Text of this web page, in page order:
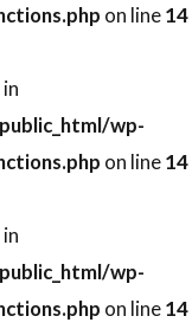
ィッド・クロス
on line14
wp-
on line14
wp-
on line14